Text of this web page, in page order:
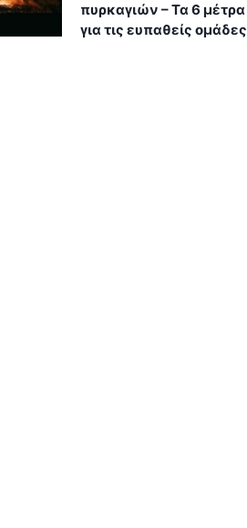
πυρκαγιών – Τα 6 μέτρα
για τις ευπαθείς ομάδες